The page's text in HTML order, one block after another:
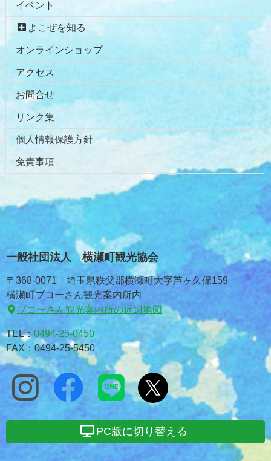
イベント
よこぜを知る
オンラインショップ
アクセス
お問合せ
リンク集
個人情報保護方針
免責事項
一般社団法人 横瀬町観光協会
〒368-0071 埼玉県秩父郡横瀬町大字芦ヶ久保159
横瀬町ブコーさん観光案内所内
ブコーさん観光案内所の近辺地図
TEL： 0494-25-0450
FAX：0494-25-5450
PC版に切り替える